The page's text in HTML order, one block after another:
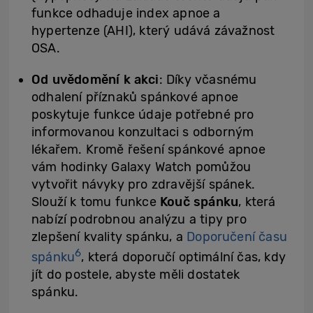
funkce odhaduje index apnoe a
hypertenze (AHI), který udává závažnost
OSA.
Od uvědomění k akci: Díky včasnému
odhalení příznaků spánkové apnoe
poskytuje funkce údaje potřebné pro
informovanou konzultaci s odborným
lékařem. Kromě řešení spánkové apnoe
vám hodinky Galaxy Watch pomůžou
vytvořit návyky pro zdravější spánek.
Slouží k tomu funkceKouč spánku, která
nabízí podrobnou analýzu a tipy pro
zlepšení kvality spánku, a Doporučení času
spánku6, která doporučí optimální čas, kdy
jít do postele, abyste měli dostatek
spánku.